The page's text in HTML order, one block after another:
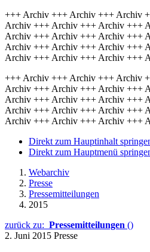
+++ Archiv +++ Archiv +++ Archiv
Archiv +++ Archiv +++ Archiv +++
Archiv +++ Archiv +++ Archiv +++
Archiv +++ Archiv +++ Archiv +++
Archiv +++ Archiv +++ Archiv +++
+++ Archiv +++ Archiv +++ Archiv
Archiv +++ Archiv +++ Archiv +++
Archiv +++ Archiv +++ Archiv +++
Archiv +++ Archiv +++ Archiv +++
Archiv +++ Archiv +++ Archiv +++
Direkt zum Hauptinhalt
Direkt zum Hauptmenü
Webarchiv
Presse
Pressemitteilungen
2015
zurück zu: Pressemitteilungen ()
2. Juni 2015 Presse